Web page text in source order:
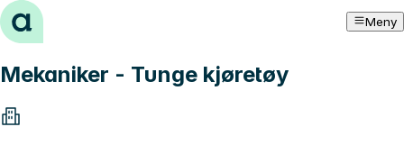
Hopp til innhold Meny
Mekaniker - Tunge kjøretøy